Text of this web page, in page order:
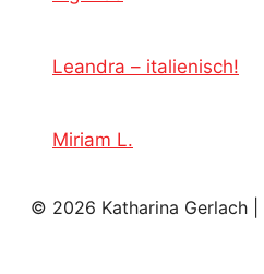
Leandra – italienisch!
Miriam L.
© 2026 Katharina Gerlach |